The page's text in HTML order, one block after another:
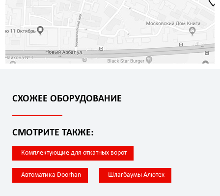
СХОЖЕЕ ОБОРУДОВАНИЕ
СМОТРИТЕ ТАКЖЕ:
Комплектующие для откатных ворот
Автоматика Doorhan Шлагбаумы Алютех